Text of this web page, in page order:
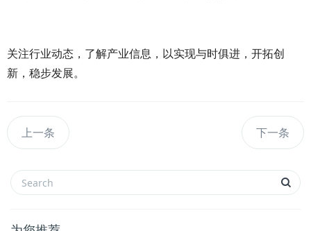
关注行业动态，了解产业信息，以实现与时俱进，开拓创
新，稳步发展。
上一条 下一条